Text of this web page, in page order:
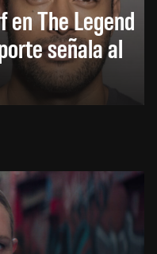
en The Legend
señala al